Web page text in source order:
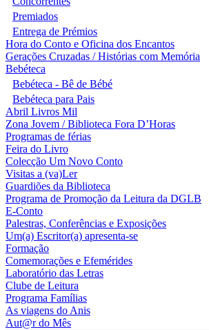
Premiados
Entrega de Prémios
Hora do Conto e Oficina dos Encantos
Gerações Cruzadas / Histórias com Memória
Bebéteca
Bebéteca - Bê de Bébé
Bebéteca para Pais
Abril Livros Mil
Zona Jovem / Biblioteca Fora D’Horas
Programas de férias
Feira do Livro
Colecção Um Novo Conto
Visitas a (va)Ler
Guardiões da Biblioteca
Programa de Promoção da Leitura da DGLB
E-Conto
Palestras, Conferências e Exposições
Um(a) Escritor(a) apresenta-se
Formação
Comemorações e Efemérides
Laboratório das Letras
Clube de Leitura
Programa Famílias
As viagens do Anis
Aut@r do Mês